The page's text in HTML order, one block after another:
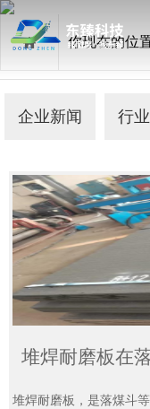
你现在的位
企业新闻 行
堆焊耐磨板，是落煤斗